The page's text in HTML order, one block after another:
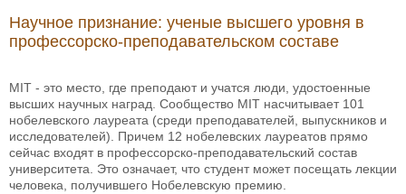
Научное признание: ученые высшего уровня в
профессорско-преподавательском составе
MIT - это место, где преподают и учатся люди, удостоенные
высших научных наград. Сообщество MIT насчитывает 101
нобелевского лауреата (среди преподавателей, выпускников и
исследователей). Причем 12 нобелевских лауреатов прямо
сейчас входят в профессорско-преподавательский состав
университета. Это означает, что студент может посещать лекции
человека, получившего Нобелевскую премию.